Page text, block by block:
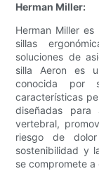
Herman Miller:
Herman Miller
sillas
soluciones de
silla Aeron es
conocida por
características
diseñadas
vertebral,
riesgo de
sostenibilidad y
se compromete